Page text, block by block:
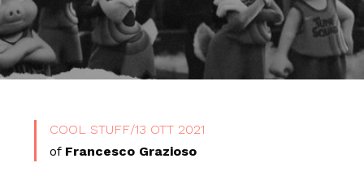
COOL STUFF/13 OTT 2021
of Francesco Grazioso